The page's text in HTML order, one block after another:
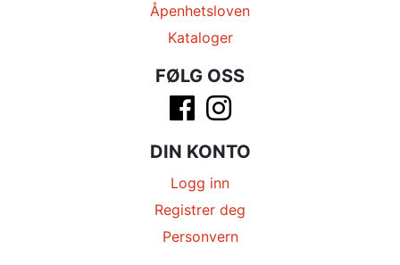
Åpenhetsloven
Kataloger
FØLG OSS
DIN KONTO
Logg inn
Registrer deg
Personvern